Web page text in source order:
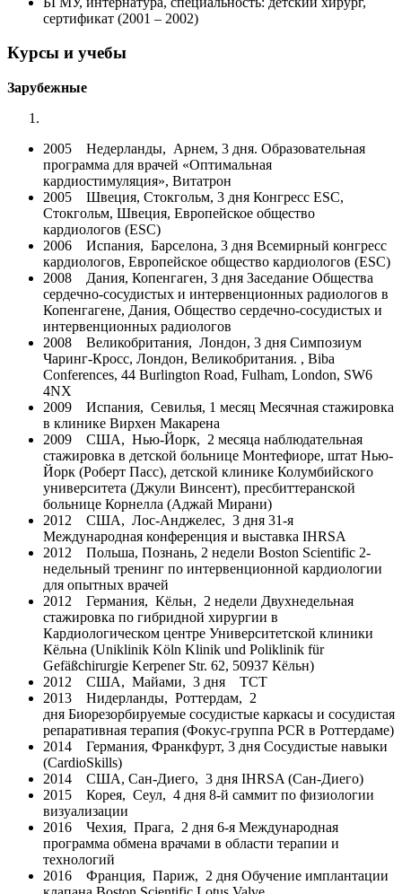
сертификат (2001 – 2002)
Курсы и учебы
Зарубежные
2005 Недерланды, Арнем, 3 дня. Образовательная
программа для врачей «Оптимальная
кардиостимуляция», Витатрон
2005 Швеция, Стокгольм, 3 дня Конгресс ESC,
Стокгольм, Швеция, Европейское общество
кардиологов (ESC)
2006 Испания, Барселона, 3 дня Всемирный конгресс
кардиологов, Европейское общество кардиологов (ESC)
2008 Дания, Копенгаген, 3 дня Заседание Общества
сердечно-сосудистых и интервенционных радиологов в
Копенгагене, Дания, Общество сердечно-сосудистых и
интервенционных радиологов
2008 Великобритания, Лондон, 3 дня Симпозиум
Чаринг-Кросс, Лондон, Великобритания. , Biba
Conferences, 44 Burlington Road, Fulham, London, SW6
4NX
2009 Испания, Севилья, 1 месяц Месячная стажировка
в клинике Вирхен Макарена
2009 США, Нью-Йорк, 2 месяца наблюдательная
стажировка в детской больнице Монтефиоре, штат Нью-
Йорк (Роберт Пасс), детской клинике Колумбийского
университета (Джули Винсент), пресбиттеранской
больнице Корнелла (Аджай Мирани)
2012 США, Лос-Анджелес, 3 дня 31-я
Международная конференция и выставка IHRSA
2012 Польша, Познань, 2 недели Boston Scientific 2-
недельный тренинг по интервенционной кардиологии
для опытных врачей
2012 Германия, Кёльн, 2 недели Двухнедельная
стажировка по гибридной хирургии в
Кардиологическом центре Университетской клиники
Кёльна (Uniklinik Köln Klinik und Poliklinik für
Gefäßchirurgie Kerpener Str. 62, 50937 Кёльн)
2012 США, Майами, 3 дня TCT
2013 Нидерланды, Роттердам, 2
дня Биорезорбируемые сосудистые каркасы и сосудистая
репаративная терапия (Фокус-группа PCR в Роттердаме)
2014 Германия, Франкфурт, 3 дня Сосудистые навыки
(CardioSkills)
2014 США, Сан-Диего, 3 дня IHRSA (Сан-Диего)
2015 Корея, Сеул, 4 дня 8-й саммит по физиологии
визуализации
2016 Чехия, Прага, 2 дня 6-я Международная
программа обмена врачами в области терапии и
технологий
2016 Франция, Париж, 2 дня Обучение имплантации